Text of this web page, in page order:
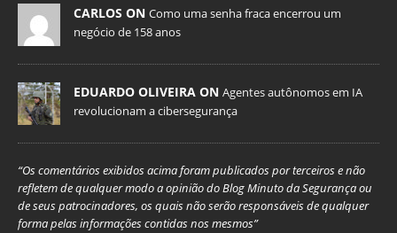
CARLOS ON Como uma senha fraca encerrou um
negócio de 158 anos
EDUARDO OLIVEIRA ON Agentes autônomos em IA
revolucionam a cibersegurança
“Os comentários exibidos acima foram publicados por terceiros e não
refletem de qualquer modo a opinião do Blog Minuto da Segurança ou
de seus patrocinadores, os quais não serão responsáveis de qualquer
forma pelas informações contidas nos mesmos”